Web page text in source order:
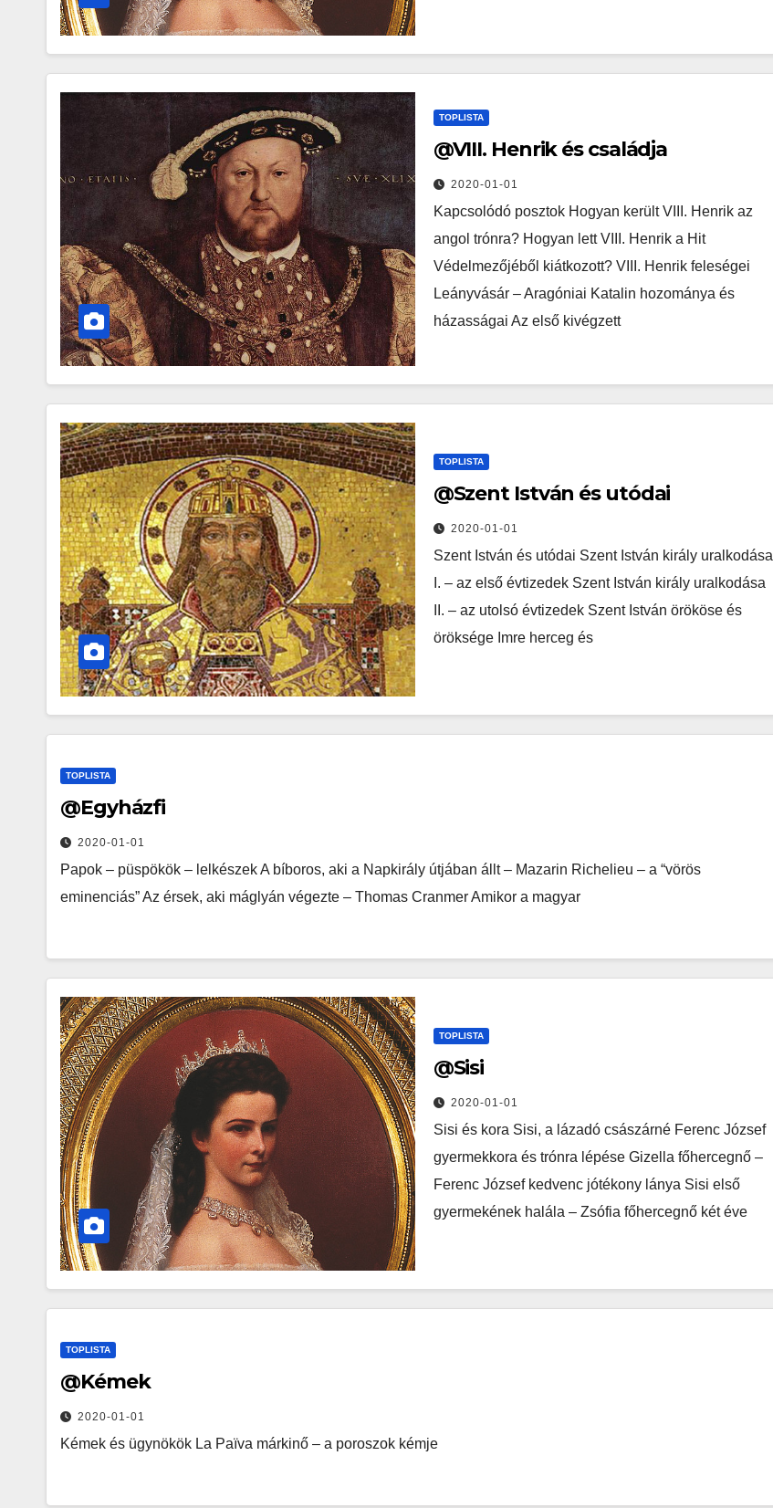
TOPLISTA
@VIII. Henrik és családja
2020-01-01
Kapcsolódó posztok Hogyan került VIII. Henrik az
angol trónra? Hogyan lett VIII. Henrik a Hit
Védelmezőjéből kiátkozott? VIII. Henrik feleségei
Leányvásár – Aragóniai Katalin hozománya és
házasságai Az első kivégzett
TOPLISTA
@Szent István és utódai
2020-01-01
Szent István és utódai Szent István király uralkodása
I. – az első évtizedek Szent István király uralkodása
II. – az utolsó évtizedek Szent István örököse és
öröksége Imre herceg és
TOPLISTA
@Egyházfi
2020-01-01
Papok – püspökök – lelkészek A bíboros, aki a Napkirály útjában állt – Mazarin Richelieu – a “vörös
eminenciás” Az érsek, aki máglyán végezte – Thomas Cranmer Amikor a magyar
TOPLISTA
@Sisi
2020-01-01
Sisi és kora Sisi, a lázadó császárné Ferenc József
gyermekkora és trónra lépése Gizella főhercegnő –
Ferenc József kedvenc jótékony lánya Sisi első
gyermekének halála – Zsófia főhercegnő két éve
TOPLISTA
@Kémek
2020-01-01
Kémek és ügynökök La Païva márkinő – a poroszok kémje